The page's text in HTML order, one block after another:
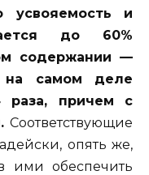
и
до 60%
содержании —
самом деле
раза, причем с
Соответствующие
опять же,
ими обеспечить